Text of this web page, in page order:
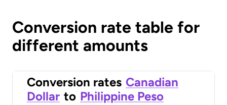
Conversion rate table for
different amounts
Conversion rates Canadian
Dollar to Philippine Peso